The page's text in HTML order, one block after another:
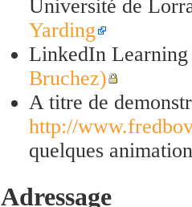
Université de
Yarding
LinkedIn
Bruchez)
A titre de
http://
quelques
Adressage